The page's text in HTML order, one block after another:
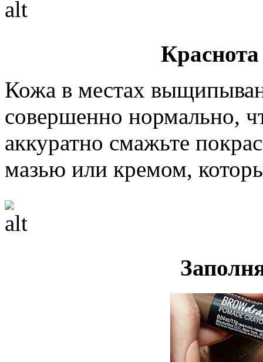
Кожа в местах
совершенно нормально,
аккуратно смажьте
мазью или кремом,